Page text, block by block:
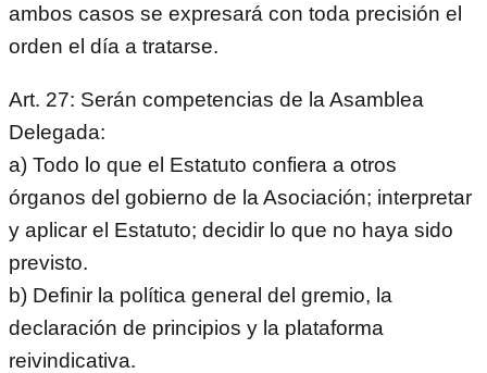
ambos casos se expresará con toda precisión el
orden el día a tratarse.
Art. 27: Serán competencias de la Asamblea
Delegada:
a) Todo lo que el Estatuto confiera a otros
órganos del gobierno de la Asociación; interpretar
y aplicar el Estatuto; decidir lo que no haya sido
previsto.
b) Definir la política general del gremio, la
declaración de principios y la plataforma
reivindicativa.